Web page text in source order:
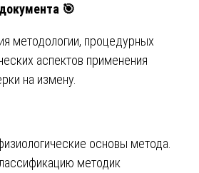
🎯
методологии, процедурных
аспектов применения
на измену.
основы метода.
методик